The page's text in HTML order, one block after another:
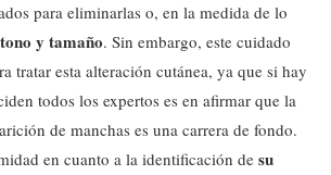
para eliminarlas o, en la medida de lo
y tamaño. Sin embargo, este cuidado
tratar esta alteración cutánea, ya que si hay
todos los expertos es en afirmar que la
de manchas es una carrera de fondo.
en cuanto a la identificación de su